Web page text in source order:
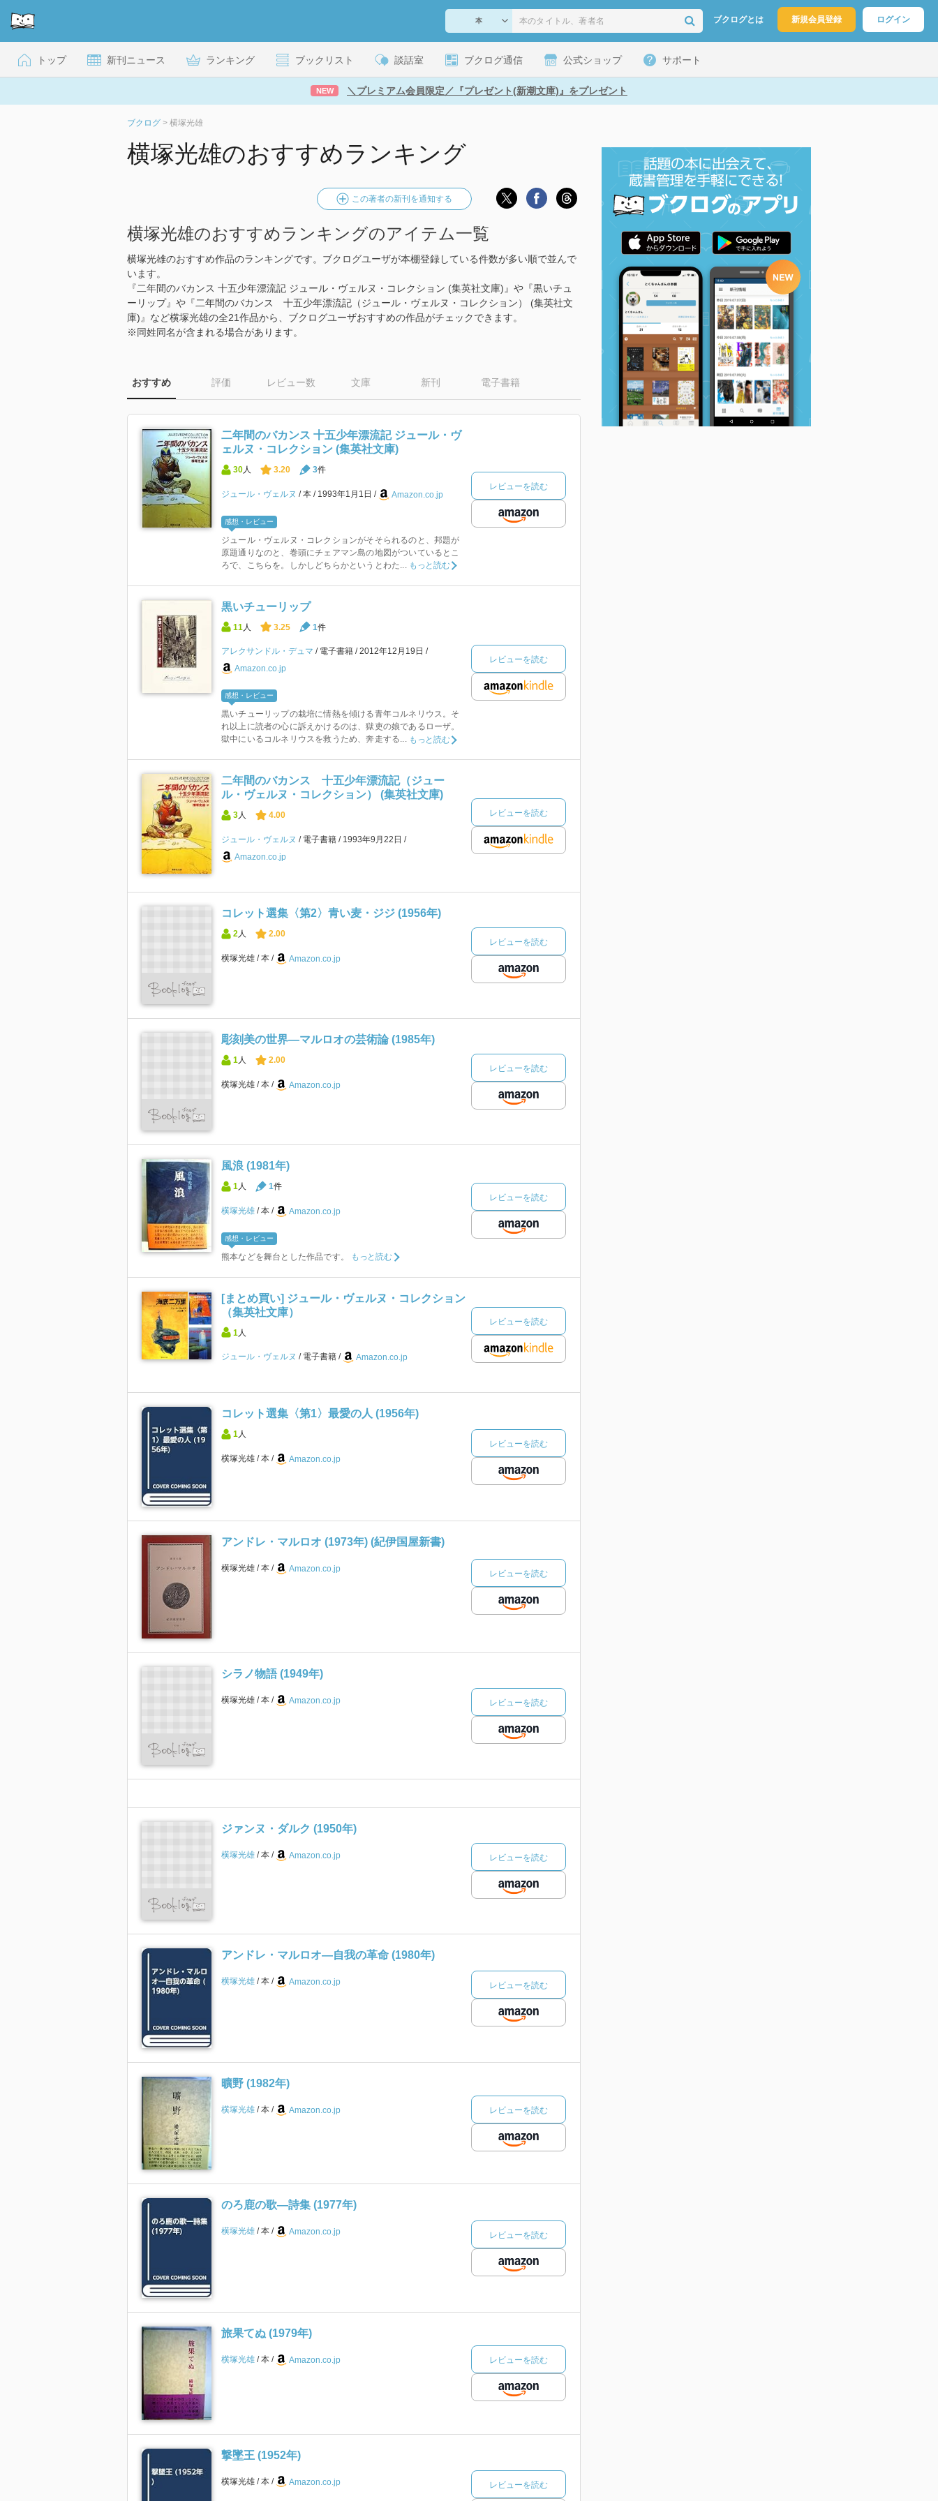
ブクログとは 新規会員登録 ログイン
トップ 新刊ニュース ランキング ブックリスト 談話室 ブクログ通信 公式ショップ サポート
NEW ＼プレミアム会員限定／『プレゼント(新潮文庫)』をプレゼント
ブクログ > 横塚光雄
横塚光雄のおすすめランキング
この著者の新刊を通知する
横塚光雄のおすすめランキングのアイテム一覧
横塚光雄のおすすめ作品のランキングです。ブクログユーザが本棚登録している件数が多い順で並んで
います。
『二年間のバカンス 十五少年漂流記 ジュール・ヴェルヌ・コレクション (集英社文庫)』や『黒いチュ
ーリップ』や『二年間のバカンス 十五少年漂流記（ジュール・ヴェルヌ・コレクション） (集英社文
庫)』など横塚光雄の全21作品から、ブクログユーザおすすめの作品がチェックできます。
※同姓同名が含まれる場合があります。
おすすめ 評価 レビュー数 文庫 新刊 電子書籍
二年間のバカンス 十五少年漂流記 ジュール・ヴ
ェルヌ・コレクション (集英社文庫)
30人 3.20 3件
ジュール・ヴェルヌ 本 1993年1月1日 Amazon.co.jp
感想・レビュー
ジュール・ヴェルヌ・コレクションがそそられるのと、邦題が
原題通りなのと、巻頭にチェアマン島の地図がついているとこ
ろで、こちらを。しかしどちらかというとわた...
もっと読む
レビューを読む
黒いチューリップ
11 人 3.25 1件
アレクサンドル・デュマ 電子書籍
2012年12月19日
Amazon.co.jp
感想・レビュー
黒いチューリップの栽培に情熱を傾ける青年コルネリウス。そ
れ以上に読者の心に訴えかけるのは、獄吏の娘であるローザ。
獄中にいるコルネリウスを救うため、奔走する... もっと読む
レビューを読む
二年間のバカンス 十五少年漂流記（ジュー
ル・ヴェルヌ・コレクション） (集英社文庫)
3人 4.00
ジュール・ヴェルヌ 電子書籍
1993年9月22日
Amazon.co.jp
レビューを読む
コレット選集〈第2〉青い麦・ジジ (1956年)
2 人 2.00
横塚光雄 本 Amazon.co.jp
レビューを読む
彫刻美の世界―マルロオの芸術論 (1985年)
1 人 2.00
横塚光雄 本 Amazon.co.jp
レビューを読む
風浪 (1981年)
1 人 1件
横塚光雄 本 Amazon.co.jp
感想・レビュー
熊本などを舞台とした作品です。 もっと読む
レビューを読む
[まとめ買い] ジュール・ヴェルヌ・コレクション
（集英社文庫）
1 人
ジュール・ヴェルヌ 電子書籍 Amazon.co.jp
レビューを読む
コレット選集〈第1〉最愛の人 (1956年)
1人
横塚光雄 本 Amazon.co.jp
レビューを読む
アンドレ・マルロオ (1973年) (紀伊国屋新書)
横塚光雄 本 Amazon.co.jp
レビューを読む
シラノ物語 (1949年)
横塚光雄 本 Amazon.co.jp レビューを読む
ジァンヌ・ダルク (1950年)
横塚光雄 本 Amazon.co.jp レビューを読む
アンドレ・マルロオ―自我の革命 (1980年)
横塚光雄 本 Amazon.co.jp レビューを読む
曠野 (1982年)
横塚光雄 本 Amazon.co.jp レビューを読む
のろ鹿の歌―詩集 (1977年)
横塚光雄 本 Amazon.co.jp レビューを読む
旅果てぬ (1979年)
横塚光雄 本 Amazon.co.jp レビューを読む
撃墜王 (1952年)
横塚光雄 本 Amazon.co.jp レビューを読む